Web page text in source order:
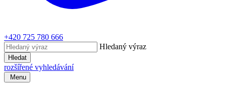
+420 725 780 666
Hledaný výraz
Hledat
rozšířené vyhledávání
Menu